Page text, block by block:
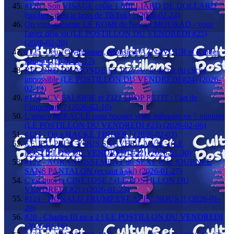
#126 - Son VISAGE coûte 1 MILLIARD DE DOLLARD
(spoiler : c'est le boss de TikTok) ! (2026-02-24)
On vous présente LE KOMI de Nelson MOURAD - vous
l'avez déja vu (LE POSTILLON DU VENDREDI #25)
(2026-02-20)
#125 - Jeux Olympiques, Monsieur AZNAVOUR et Kinder
Bruno ! (2026-02-17)
RECORD DU MONDE ET PIZZA : le secret du cliché
impossible (LE POSTILLON DU VENDREDI #24) (2026-
02-13)
#124 - CV FALSIFIÉ et ZIZI TROP PETIT : l’art de
l’imposture ? (2026-02-10)
L'astuce MIRACLE pour booster votre mémoire en 5 minutes
(LE POSTILLON DU VENDREDI #23) (2026-02-06)
#123 - On a HACKÉ TINDER ! (2026-02-03)
CE JEU PEUT VOUS SAUVER LA VIE - (LE
POSTILLON DU VENDREDI #22) (2026-01-30)
#122 - AGRANDISSEMENT du SEXE et la JOURNÉE
SANS PANTALON (et saut à ski) (2026-01-27)
C'est quoi la CINETOSE ? (LE POSTILLON DU
VENDREDI #21) (2026-01-23)
#121 - DONALD TRUMP EST AVEC NOUS !! (2026-01-
20)
#20 - Charles III en a 2 ! LE POSTILLON DU VENDREDI
(2026-01-16)